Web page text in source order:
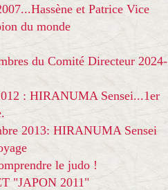
et Patrice Vice
du monde
du Comité Directeur 2024-
: HIRANUMA Sensei...1er
2013: HIRANUMA Sensei
le judo !
"JAPON 2011"